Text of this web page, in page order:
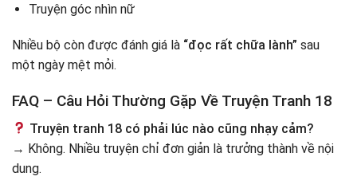
Truyện góc nhìn nữ
Nhiều bộ còn được đánh giá là “đọc rất chữa lành” sau
một ngày mệt mỏi.
FAQ – Câu Hỏi Thường Gặp Về Truyện Tranh 18
Truyện tranh 18 có phải lúc nào cũng nhạy cảm?
→ Không. Nhiều truyện chỉ đơn giản là trưởng thành về nội
dung.